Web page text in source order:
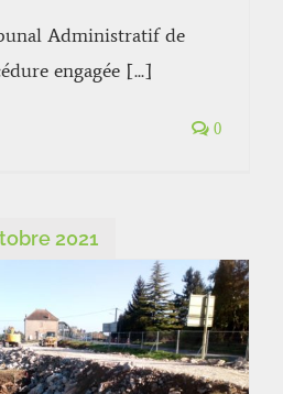
Administratif de
engagée [...]
0
2021